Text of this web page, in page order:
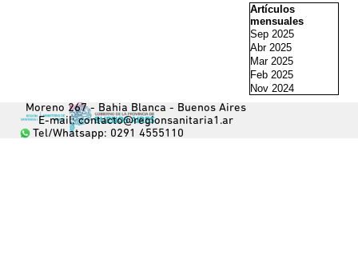
Saltar el bloque
Artículos
mensuales
Sep 2025
Abr 2025
Mar 2025
Feb 2025
Nov 2024
Moreno 267 - Bahia Blanca - Buenos Aires
Tel/Whatsapp: 0291 4555110
E-mail: contacto@regionsanitaria1.ar
Regreso al contenido